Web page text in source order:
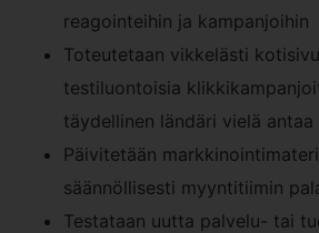
reagointeihin ja kampanjoihin
Toteutetaan vikkelästi
testiluontoisia
täydellinen ländäri vielä
Päivitetään
säännöllisesti myyntitiimin
Testataan uutta palvelu- tai